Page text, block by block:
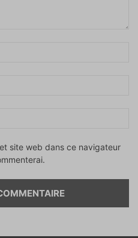
site web dans ce navigateur